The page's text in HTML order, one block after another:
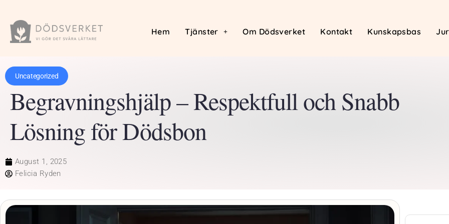
Hem Tjänster Om Dödsverket Kontakt Kunskapsbas
Uncategorized
Begravningshjälp – Respektfull och Snabb
Lösning för Dödsbon
August 1, 2025
Felicia Ryden